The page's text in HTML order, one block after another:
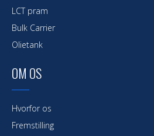
LCT pram
Bulk Carrier
Olietank
OM OS
Hvorfor os
Fremstilling